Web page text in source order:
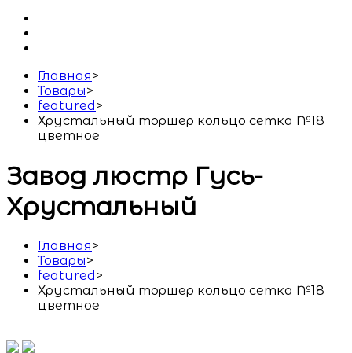
Главная>
Товары>
featured >
Хрустальный торшер кольцо сетка №18
цветное
Завод люстр Гусь-
Хрустальный
Главная>
Товары>
featured >
Хрустальный торшер кольцо сетка №18
цветное